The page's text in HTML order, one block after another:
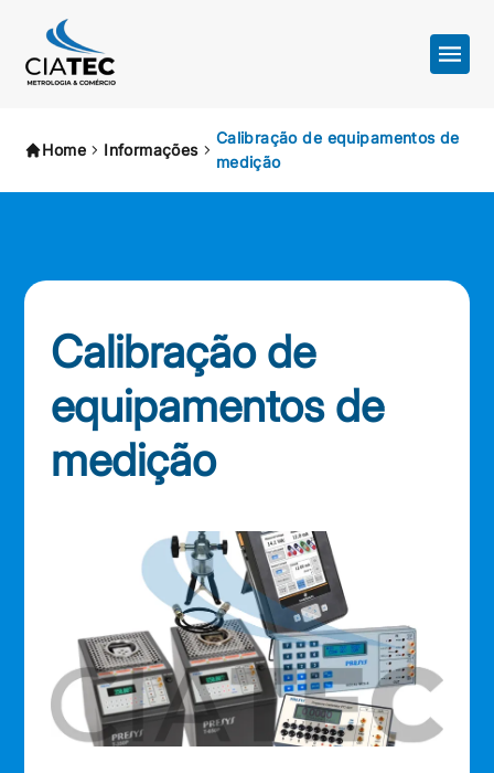
Home Informações
Calibração de equipamentos de
medição
Calibração de
equipamentos de
medição